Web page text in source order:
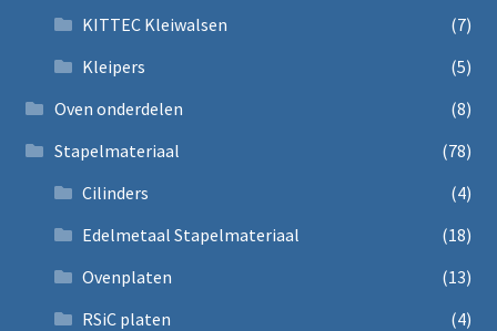
KITTEC Kleiwalsen
(7)
Kleipers
(5)
Oven onderdelen
(8)
Stapelmateriaal
(78)
Cilinders
(4)
Edelmetaal Stapelmateriaal
(18)
Ovenplaten
(13)
RSiC platen
(4)